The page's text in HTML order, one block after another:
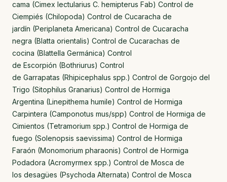
cama (Cimex lectularius C. hemipterus Fab) Control de
Ciempiés (Chilopoda) Control de Cucaracha de
jardín (Periplaneta Americana) Control de Cucaracha
negra (Blatta orientalis) Control de Cucarachas de
cocina (Blattella Germánica) Control
de Escorpión (Bothriurus) Control
de Garrapatas (Rhipicephalus spp.) Control de Gorgojo del
Trigo (Sitophilus Granarius) Control de Hormiga
Argentina (Linepithema humile) Control de Hormiga
Carpintera (Camponotus mus/spp) Control de Hormiga de
Cimientos (Tetramorium spp.) Control de Hormiga de
fuego (Solenopsis saevissima) Control de Hormiga
Faraón (Monomorium pharaonis) Control de Hormiga
Podadora (Acromyrmex spp.) Control de Mosca de
los desagües (Psychoda Alternata) Control de Mosca